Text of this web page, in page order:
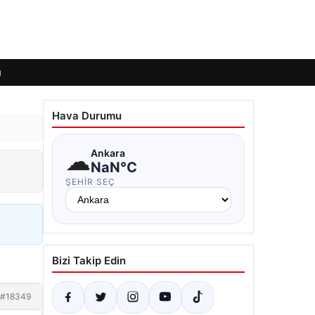
#18349
Hava Durumu
☁Ankara
NaN°C
ŞEHIR SEÇ
Bizi Takip Edin